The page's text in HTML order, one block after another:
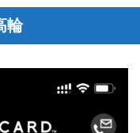
輪